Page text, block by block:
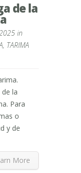
de la
in
, TARIMA
la
Para
o
y de
More